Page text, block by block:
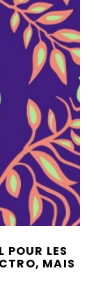
POUR LES
MAIS